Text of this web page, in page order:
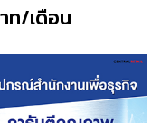
ท/เดือน